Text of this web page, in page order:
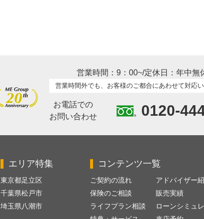
営業時間：9：00~/定休日：年中無
営業時間外でも、お客様のご都合にあわせて対応
お電話での
お問い合わせ
0120-
エリア特集
東京都足立区
千葉県松戸市
埼玉県八潮市
コンテンツ一覧
ご契約の流れ
保険のご相談
ライフプラン相談
アドバイザー
販売実績
ローンシミュ